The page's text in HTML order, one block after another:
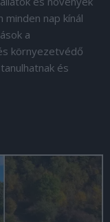
nap kínál
a
környezetvédő
és